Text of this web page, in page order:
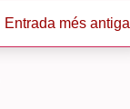
Entrada més antiga